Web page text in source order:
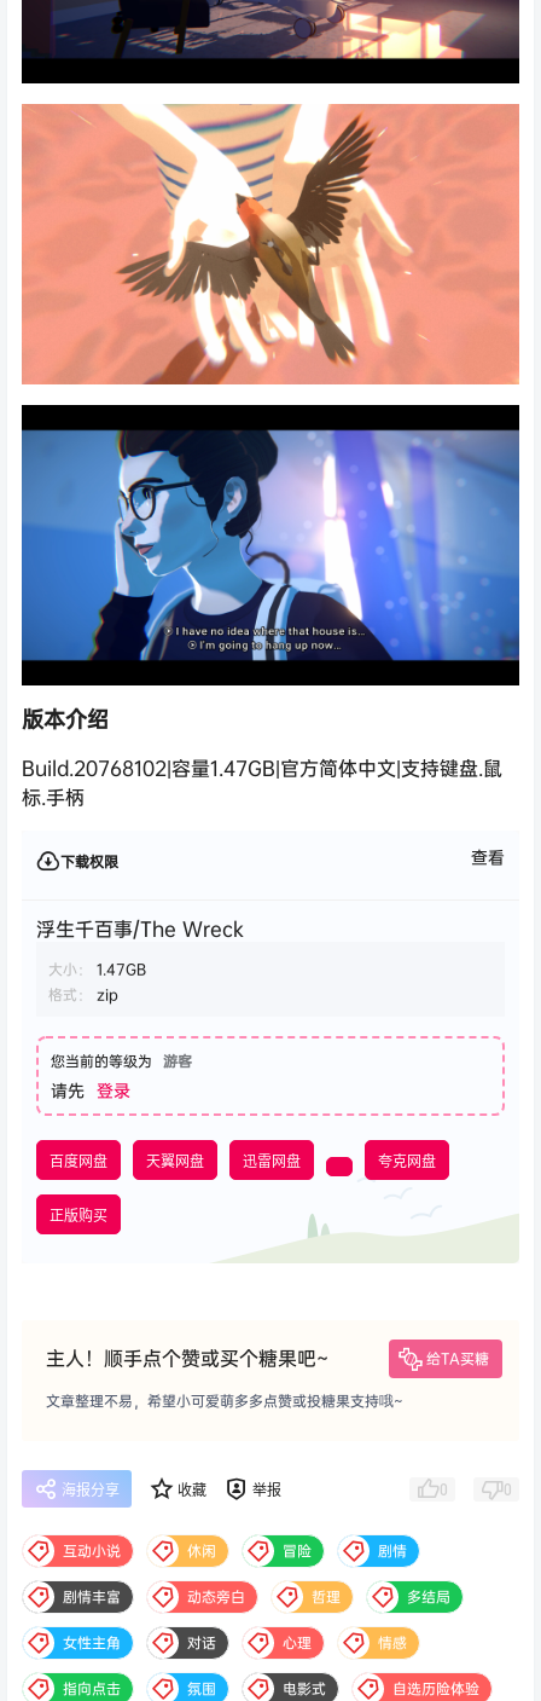
版本介绍
Build.20768102|容量1.47GB|官方简体中文|支持键盘.鼠
标.手柄
下载权限 查看
浮生千百事/The Wreck
大小：
1.47GB
格式：
zip
您当前的等级为 游客
请先 登录
百度网盘 天翼网盘 迅雷网盘 夸克网盘
正版购买
主人！顺手点个赞或买个糖果吧~ 给TA买糖
文章整理不易，希望小可爱萌多多点赞或投糖果支持哦~
海报分享 收藏 举报 0 0
互动小说 休闲 冒险 剧情
剧情丰富 动态旁白 哲理 多结局
女性主角 对话 心理 情感
指向点击 氛围 电影式 自选历险体验